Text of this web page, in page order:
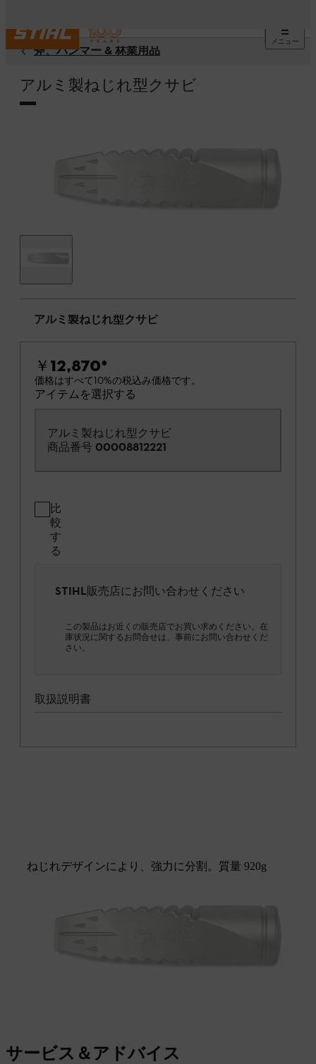
メニュー
斧、ハンマー & 林業用品
アルミ製ねじれ型クサビ
アルミ製ねじれ型クサビ
￥12,870*
価格はすべて10%の税込み価格です。
アイテムを選択する
アルミ製ねじれ型クサビ
商品番号 00008812221
比
較
す
る
STIHL販売店にお問い合わせください
この製品はお近くの販売店でお買い求めください。在
庫状況に関するお問合せは、事前にお問い合わせくだ
さい。
取扱説明書
ねじれデザインにより、強力に分割。質量 920g
サービス＆アドバイス